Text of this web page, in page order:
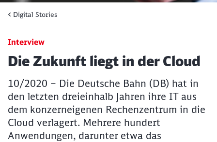
Digital Stories
Interview
Artikel:
Die Zukunft liegt in der Cloud
10/2020 – Die Deutsche Bahn (DB) hat in
den letzten dreieinhalb Jahren ihre IT aus
dem konzerneigenen Rechenzentrum in die
Cloud verlagert. Mehrere hundert
Anwendungen, darunter etwa das